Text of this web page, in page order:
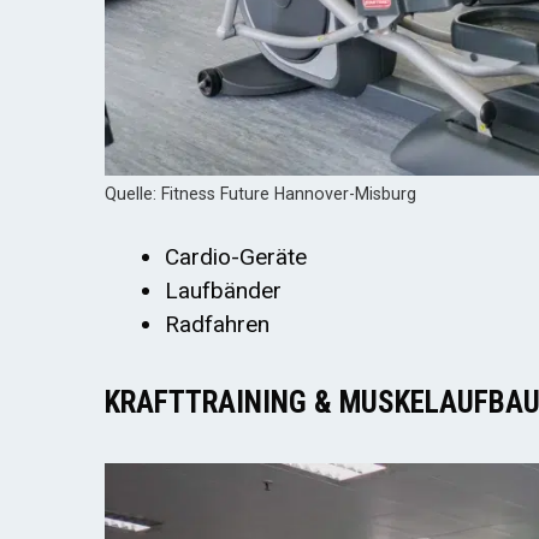
Quelle: Fitness Future Hannover-Misburg
Cardio-Geräte
Laufbänder
Radfahren
KRAFTTRAINING & MUSKELAUFBAU